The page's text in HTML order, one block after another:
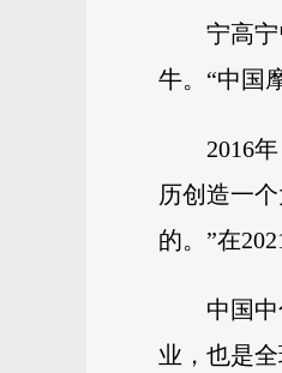
宁高
牛。“中国
2016
历创造一
的。”在
中国
业，也是